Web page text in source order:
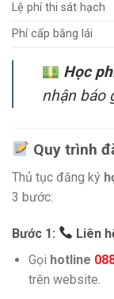
Lệ phí thi sát hạch
Phí cấp bằng lái
Học
nhận báo
Quy trình
Thủ tục đăng ký
3 bước:
Bước 1:
Liên
Gọi hotline
trên website.